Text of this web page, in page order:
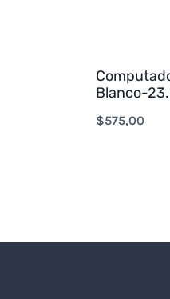
Blanco-
$575,00